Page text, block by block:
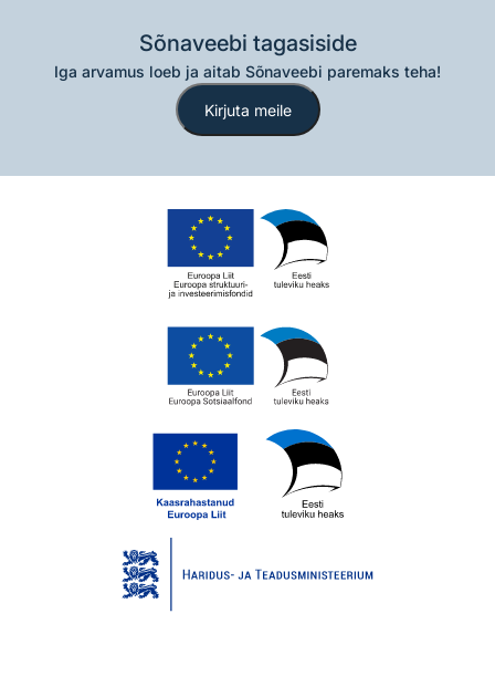
Sõnaveebi tagasiside
Iga arvamus loeb ja aitab Sõnaveebi paremaks teha!
Kirjuta meile